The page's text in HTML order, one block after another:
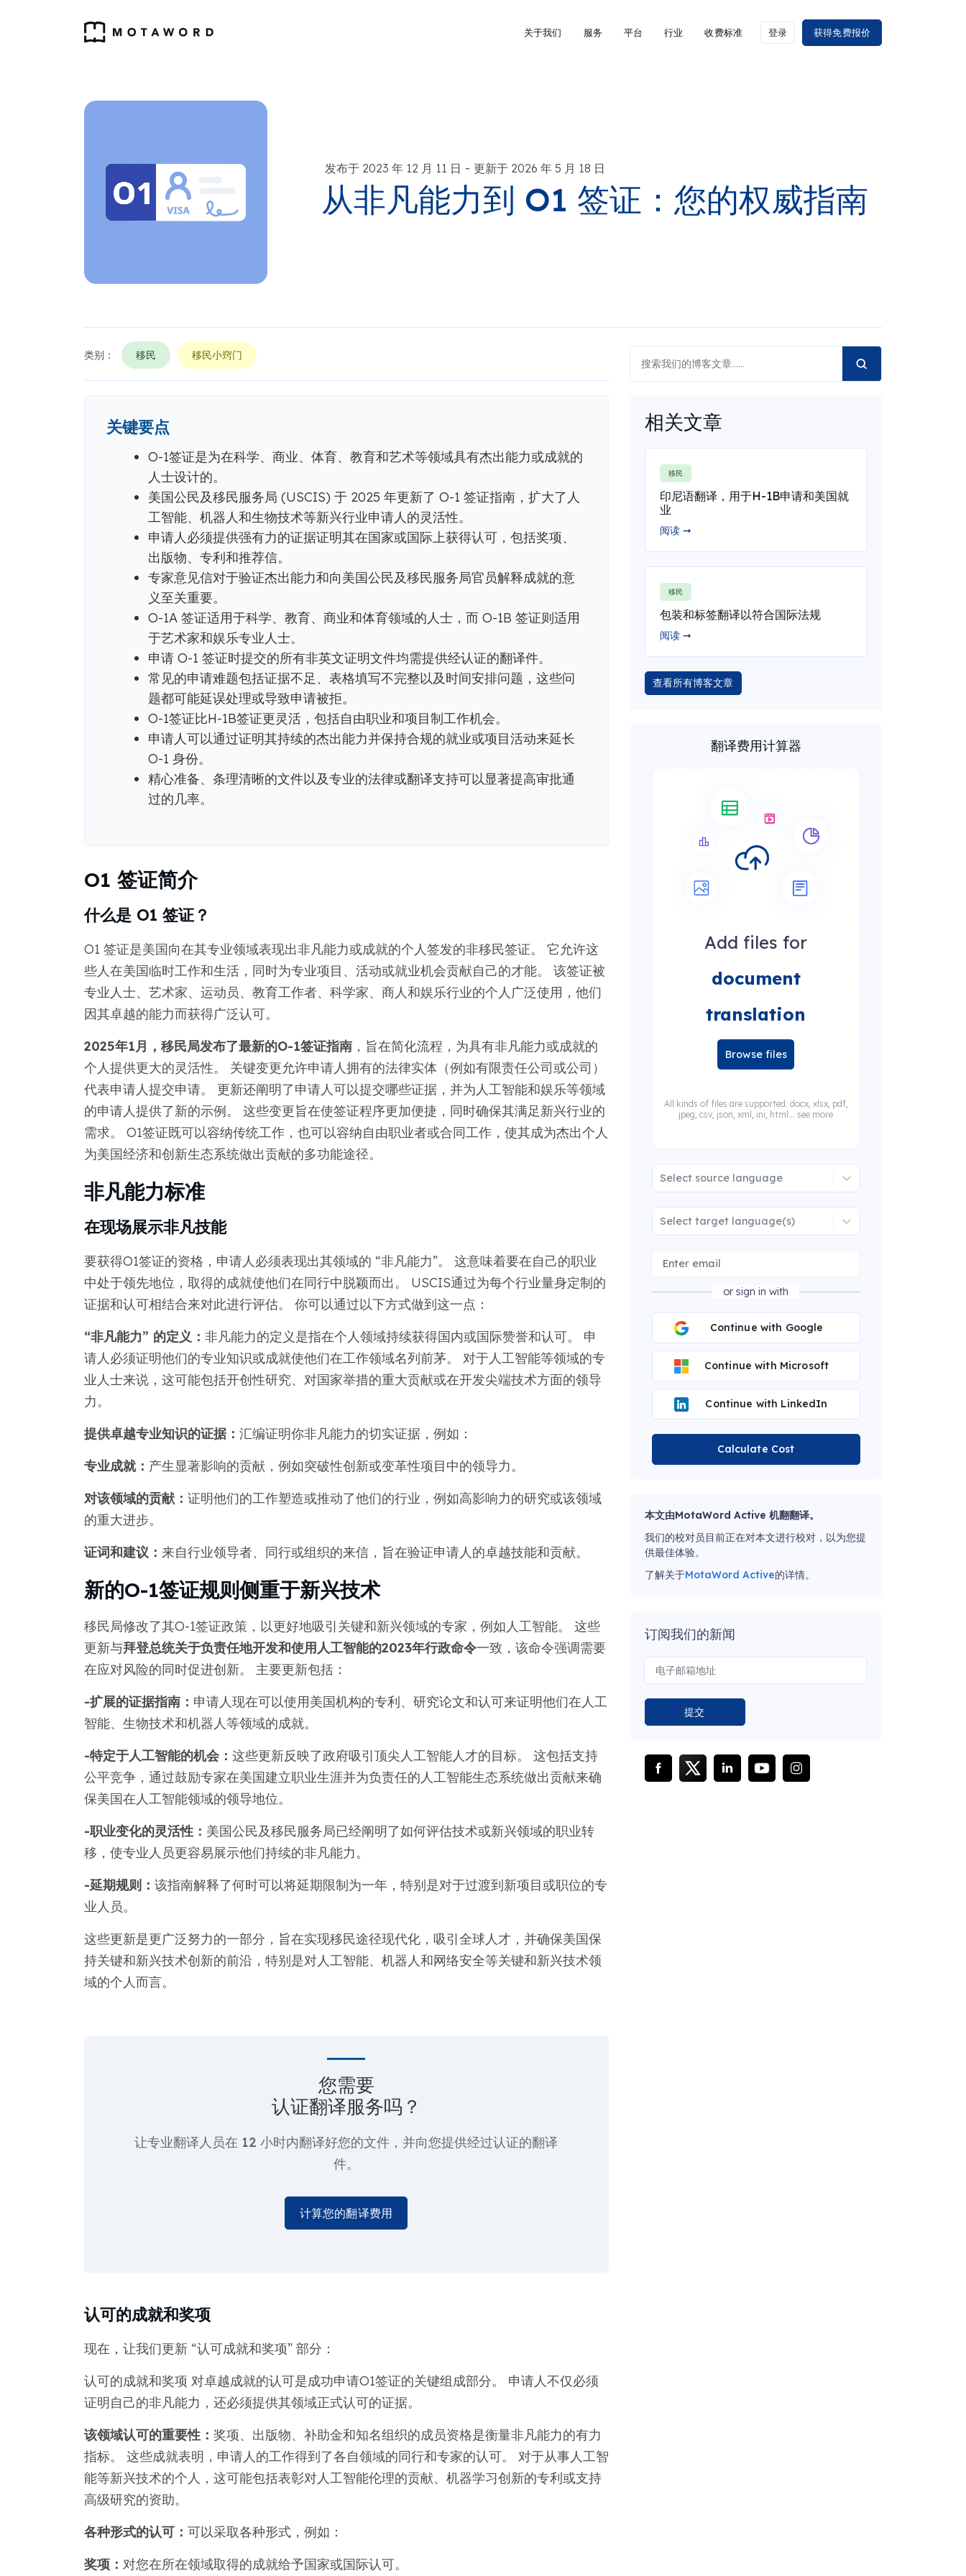
关于我们 服务 平台 行业 收费标准 登录 获得免费报价
发布于 2023 年 12 月 11 日 - 更新于 2026 年 5 月 18 日
从非凡能力到 O1 签证：您的权威指南
类别： 移民 移民小窍门
关键要点
O-1签证是为在科学、商业、体育、教育和艺术等领域具有杰出能力或成就的
人士设计的。
美国公民及移民服务局 (USCIS) 于 2025 年更新了 O-1 签证指南，扩大了人
工智能、机器人和生物技术等新兴行业申请人的灵活性。
申请人必须提供强有力的证据证明其在国家或国际上获得认可，包括奖项、
出版物、专利和推荐信。
专家意见信对于验证杰出能力和向美国公民及移民服务局官员解释成就的意
义至关重要。
O-1A 签证适用于科学、教育、商业和体育领域的人士，而 O-1B 签证则适用
于艺术家和娱乐专业人士。
申请 O-1 签证时提交的所有非英文证明文件均需提供经认证的翻译件。
常见的申请难题包括证据不足、表格填写不完整以及时间安排问题，这些问
题都可能延误处理或导致申请被拒。
O-1签证比H-1B签证更灵活，包括自由职业和项目制工作机会。
申请人可以通过证明其持续的杰出能力并保持合规的就业或项目活动来延长
O-1 身份。
精心准备、条理清晰的文件以及专业的法律或翻译支持可以显著提高审批通
过的几率。
O1 签证简介
什么是 O1 签证？
O1 签证是美国向在其专业领域表现出非凡能力或成就的个人签发的非移民签证。 它允许这
些人在美国临时工作和生活，同时为专业项目、活动或就业机会贡献自己的才能。 该签证被
专业人士、艺术家、运动员、教育工作者、科学家、商人和娱乐行业的个人广泛使用，他们
因其卓越的能力而获得广泛认可。
2025年1月，移民局发布了最新的O-1签证指南，旨在简化流程，为具有非凡能力或成就的
个人提供更大的灵活性。 关键变更允许申请人拥有的法律实体（例如有限责任公司或公司）
代表申请人提交申请。 更新还阐明了申请人可以提交哪些证据，并为人工智能和娱乐等领域
的申请人提供了新的示例。 这些变更旨在使签证程序更加便捷，同时确保其满足新兴行业的
需求。 O1签证既可以容纳传统工作，也可以容纳自由职业者或合同工作，使其成为杰出个人
为美国经济和创新生态系统做出贡献的多功能途径。
非凡能力标准
在现场展示非凡技能
要获得O1签证的资格，申请人必须表现出其领域的 “非凡能力”。 这意味着要在自己的职业
中处于领先地位，取得的成就使他们在同行中脱颖而出。 USCIS通过为每个行业量身定制的
证据和认可相结合来对此进行评估。 你可以通过以下方式做到这一点：
“非凡能力” 的定义： 非凡能力的定义是指在个人领域持续获得国内或国际赞誉和认可。 申
请人必须证明他们的专业知识或成就使他们在工作领域名列前茅。 对于人工智能等领域的专
业人士来说，这可能包括开创性研究、对国家举措的重大贡献或在开发尖端技术方面的领导
力。
提供卓越专业知识的证据： 汇编证明你非凡能力的切实证据，例如：
专业成就： 产生显著影响的贡献，例如突破性创新或变革性项目中的领导力。
对该领域的贡献： 证明他们的工作塑造或推动了他们的行业，例如高影响力的研究或该领域
的重大进步。
证词和建议： 来自行业领导者、同行或组织的来信，旨在验证申请人的卓越技能和贡献。
新的O-1签证规则侧重于新兴技术
移民局修改了其O-1签证政策，以更好地吸引关键和新兴领域的专家，例如人工智能。 这些
更新与拜登总统关于负责任地开发和使用人工智能的2023年行政命令一致，该命令强调需要
在应对风险的同时促进创新。 主要更新包括：
-扩展的证据指南： 申请人现在可以使用美国机构的专利、研究论文和认可来证明他们在人工
智能、生物技术和机器人等领域的成就。
-特定于人工智能的机会： 这些更新反映了政府吸引顶尖人工智能人才的目标。 这包括支持
公平竞争，通过鼓励专家在美国建立职业生涯并为负责任的人工智能生态系统做出贡献来确
保美国在人工智能领域的领导地位。
-职业变化的灵活性： 美国公民及移民服务局已经阐明了如何评估技术或新兴领域的职业转
移，使专业人员更容易展示他们持续的非凡能力。
-延期规则： 该指南解释了何时可以将延期限制为一年，特别是对于过渡到新项目或职位的专
业人员。
这些更新是更广泛努力的一部分，旨在实现移民途径现代化，吸引全球人才，并确保美国保
持关键和新兴技术创新的前沿，特别是对人工智能、机器人和网络安全等关键和新兴技术领
域的个人而言。
您需要
认证翻译服务吗？
让专业翻译人员在 12 小时内翻译好您的文件，并向您提供经过认证的翻译
件。
计算您的翻译费用
认可的成就和奖项
现在，让我们更新 “认可成就和奖项” 部分：
认可的成就和奖项 对卓越成就的认可是成功申请O1签证的关键组成部分。 申请人不仅必须
证明自己的非凡能力，还必须提供其领域正式认可的证据。
该领域认可的重要性： 奖项、出版物、补助金和知名组织的成员资格是衡量非凡能力的有力
指标。 这些成就表明，申请人的工作得到了各自领域的同行和专家的认可。 对于从事人工智
能等新兴技术的个人，这可能包括表彰对人工智能伦理的贡献、机器学习创新的专利或支持
高级研究的资助。
各种形式的认可： 可以采取各种形式，例如：
奖项： 对您在所在领域取得的成就给予国家或国际认可。
相关文章
移民
印尼语翻译，用于H-1B申请和美国就
业
阅读 ➞
移民
包装和标签翻译以符合国际法规
阅读 ➞
查看所有博客文章
翻译费用计算器
Add files for
document
translation
Browse files
All kinds of files are supported: docx, xlsx, pdf,
jpeg, csv, json, xml, ini, html... see more
Select source language
Select target language(s)
or sign in with
Continue with Google
Continue with Microsoft
Continue with LinkedIn
Calculate Cost
本文由MotaWord Active 机翻翻译。
我们的校对员目前正在对本文进行校对，以为您提
供最佳体验。
了解关于MotaWord Active的详情。
订阅我们的新闻
提交